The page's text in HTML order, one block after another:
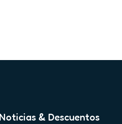
& Descuentos